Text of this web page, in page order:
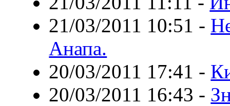
21/03/2011 10:51 -
Анапа.
20/03/2011 17:41 -
20/03/2011 16:43 -